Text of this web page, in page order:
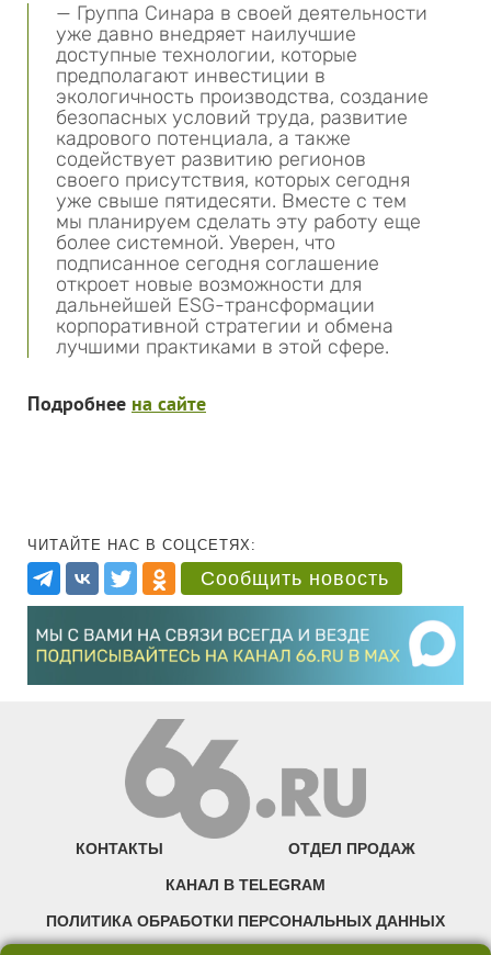
— Группа Синара в своей деятельности
уже давно внедряет наилучшие
доступные технологии, которые
предполагают инвестиции в
экологичность производства, создание
безопасных условий труда, развитие
кадрового потенциала, а также
содействует развитию регионов
своего присутствия, которых сегодня
уже свыше пятидесяти. Вместе с тем
мы планируем сделать эту работу еще
более системной. Уверен, что
подписанное сегодня соглашение
откроет новые возможности для
дальнейшей ESG-трансформации
корпоративной стратегии и обмена
лучшими практиками в этой сфере.
Подробнее на сайте
ЧИТАЙТЕ НАС В СОЦСЕТЯХ:
Сообщить новость
КОНТАКТЫ ОТДЕЛ ПРОДАЖ
КАНАЛ В TELEGRAM
ПОЛИТИКА ОБРАБОТКИ ПЕРСОНАЛЬНЫХ ДАННЫХ